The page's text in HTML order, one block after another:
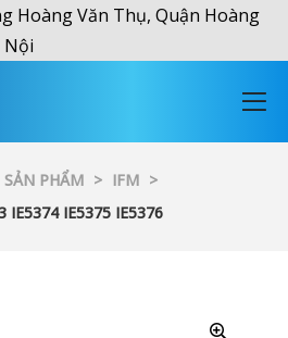
Hoàng Văn Thụ, Quận Hoàng
Nội
SẢN PHẨM > IFM >
IE5374 IE5375 IE5376